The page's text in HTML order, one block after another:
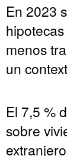
En 2023
menos
un
El 7,5 %
sobre